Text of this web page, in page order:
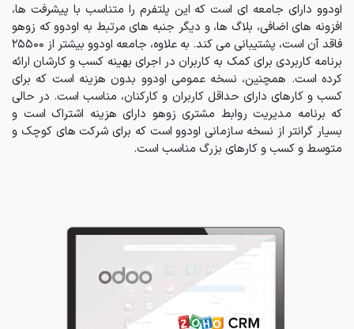
اودوو دارای جامعه ای است که این پلتفرم را متناسب با پیشرفت ها،
افزونه های اضافی، بلاگ ها، و دیگر جنبه های مرتبط به اودوو که زوهو
فاقد آن است، پشتیبانی می کند. به علاوه، جامعه اودوو بیشتر از 25500
برنامه کاربردی برای کمک به کاربران در اجرای بهینه کسب و کارشان ارائه
کرده است. همچنین، نسخه عمومی اودوو بدون هزینه است که برای
کسب و کارهای دارای حداقل کاربران و کارکنان، مناسب است. در حالی
که برنامه مدیریت روابط مشتری زوهو دارای هزینه اشتراک است و
بسیار گرانتر از نسخه سازمانی اودوو است که برای شرکت های کوچک و
متوسط و کسب و کارهای بزرگ مناسب است.